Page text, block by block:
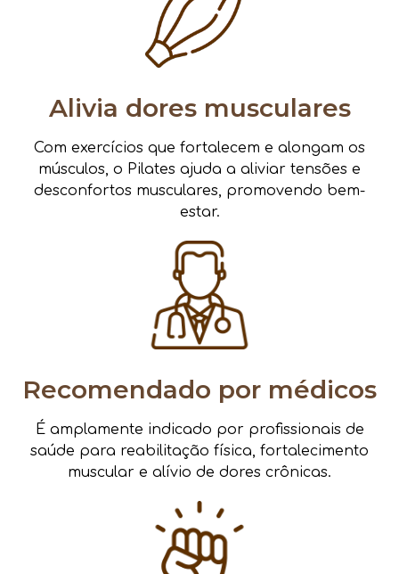
Alivia dores musculares
Com exercícios que fortalecem e alongam os
músculos, o Pilates ajuda a aliviar tensões e
desconfortos musculares, promovendo bem-
estar.
Recomendado por médicos
É amplamente indicado por profissionais de
saúde para reabilitação física, fortalecimento
muscular e alívio de dores crônicas.